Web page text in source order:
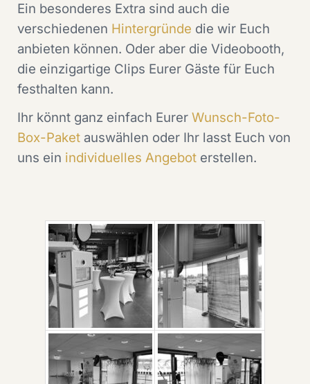
Ein besonderes Extra sind auch die
verschiedenen Hintergründe die wir Euch
anbieten können. Oder aber die Videobooth,
die einzigartige Clips Eurer Gäste für Euch
festhalten kann.
Ihr könnt ganz einfach Eurer Wunsch-Foto-
Box-Paket auswählen oder Ihr lasst Euch von
uns ein individuelles Angebot erstellen.